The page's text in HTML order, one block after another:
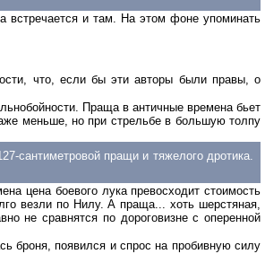
встречается и там. На этом фоне упоминать
что, если бы эти авторы были правы, о
Праща в античные времена бьет
меньше, но при стрельбе в большую толпу
сантиметровой пращи и тяжелого дротика.
цена боевого лука превосходит стоимость
везли по Нилу. А праща... хоть шерстяная,
не сравнятся по дороговизне с оперенной
броня, появился и спрос на пробивную силу